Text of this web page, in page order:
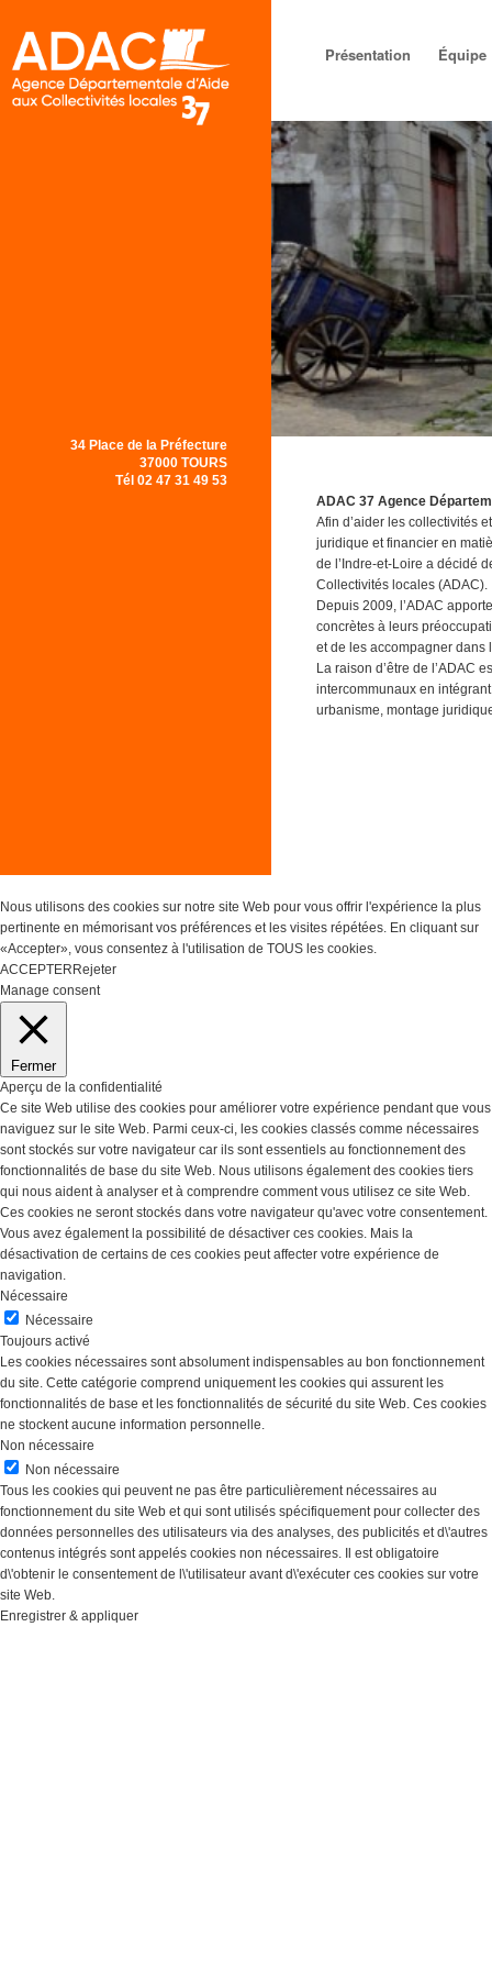
Aller au
principal
Aller au
secondaire
Présentation Équipe
34 Place de la Préfecture
37000 TOURS
Tél 02 47 31 49 53
ADAC 37 Agence
Afin d’aider les collectivités
juridique et financier en
de l’Indre-et-Loire a décidé
Collectivités locales (ADAC).
Depuis 2009, l’ADAC
concrètes à leurs
et de les accompagner dans
La raison d’être de l’ADAC
intercommunaux en
urbanisme, montage
Nous utilisons des cookies sur notre site Web pour vous offrir l'expérience la plus
pertinente en mémorisant vos préférences et les visites répétées. En cliquant sur
«Accepter», vous consentez à l'utilisation de TOUS les cookies.
ACCEPTER Rejeter
Manage consent
Fermer
Aperçu de la confidentialité
Ce site Web utilise des cookies pour améliorer votre expérience pendant que vous
naviguez sur le site Web. Parmi ceux-ci, les cookies classés comme nécessaires
sont stockés sur votre navigateur car ils sont essentiels au fonctionnement des
fonctionnalités de base du site Web. Nous utilisons également des cookies tiers
qui nous aident à analyser et à comprendre comment vous utilisez ce site Web.
Ces cookies ne seront stockés dans votre navigateur qu'avec votre consentement.
Vous avez également la possibilité de désactiver ces cookies. Mais la
désactivation de certains de ces cookies peut affecter votre expérience de
navigation.
Nécessaire
Nécessaire
Toujours activé
Les cookies nécessaires sont absolument indispensables au bon fonctionnement
du site. Cette catégorie comprend uniquement les cookies qui assurent les
fonctionnalités de base et les fonctionnalités de sécurité du site Web. Ces cookies
ne stockent aucune information personnelle.
Non nécessaire
Non nécessaire
Tous les cookies qui peuvent ne pas être particulièrement nécessaires au
fonctionnement du site Web et qui sont utilisés spécifiquement pour collecter des
données personnelles des utilisateurs via des analyses, des publicités et d\'autres
contenus intégrés sont appelés cookies non nécessaires. Il est obligatoire
d\'obtenir le consentement de l\'utilisateur avant d\'exécuter ces cookies sur votre
site Web.
Enregistrer & appliquer